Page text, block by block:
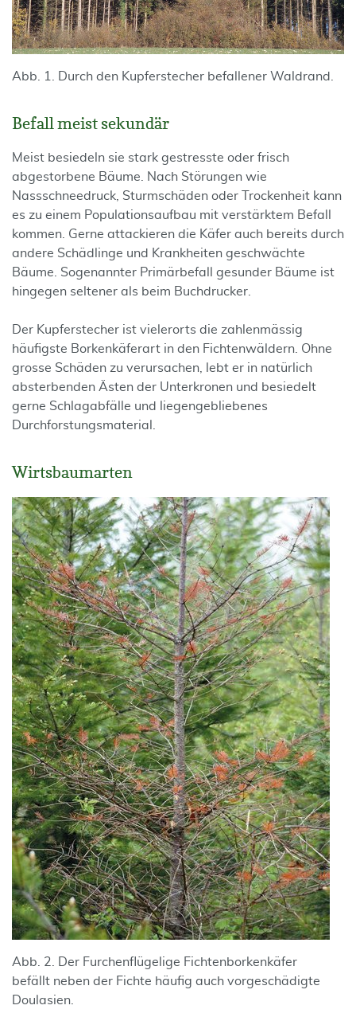
Abb. 1. Durch den Kupferstecher befallener Waldrand.
Befall meist sekundär
Meist besiedeln sie stark gestresste oder frisch
abgestorbene Bäume. Nach Störungen wie
Nassschneedruck, Sturmschäden oder Trockenheit kann
es zu einem Populationsaufbau mit verstärktem Befall
kommen. Gerne attackieren die Käfer auch bereits durch
andere Schädlinge und Krankheiten geschwächte
Bäume. Sogenannter Primärbefall gesunder Bäume ist
hingegen seltener als beim Buchdrucker.
Der Kupferstecher ist vielerorts die zahlenmässig
häufigste Borkenkäferart in den Fichtenwäldern. Ohne
grosse Schäden zu verursachen, lebt er in natürlich
absterbenden Ästen der Unterkronen und besiedelt
gerne Schlagabfälle und liegengebliebenes
Durchforstungsmaterial.
Wirtsbaumarten
Abb. 2. Der Furchenflügelige Fichtenborkenkäfer
befällt neben der Fichte häufig auch vorgeschädigte
Doulasien.